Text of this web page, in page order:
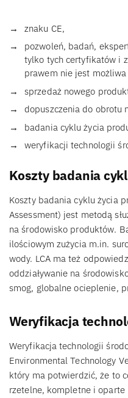
znaku CE,
pozwoleń, badań,
tylko tych certyfikatów i
prawem nie jest możliwa
sprzedaż nowego
dopuszczenia do obrotu
badania cyklu życia
weryfikacji technologii
Koszty badania
Koszty badania cyklu życia
Assessment) jest metodą
na środowisko produktów.
ilościowym zużycia m.in.
wody. LCA ma też
oddziaływanie na
smog, globalne ocieplenie,
Weryfikacja
Weryfikacja technologii
Environmental Technology
który ma potwierdzić, że to
rzetelne, kompletne i oparte